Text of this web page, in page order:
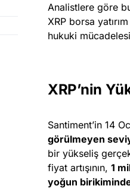
Analistlere göre
XRP borsa
hukuki
XRP’nin
Santiment’in 14
görülmeyen
bir yükseliş
fiyat artışının, 1
yoğun